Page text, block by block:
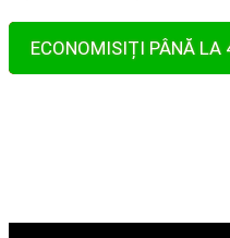
ECONOMISIȚI PÂNĂ LA